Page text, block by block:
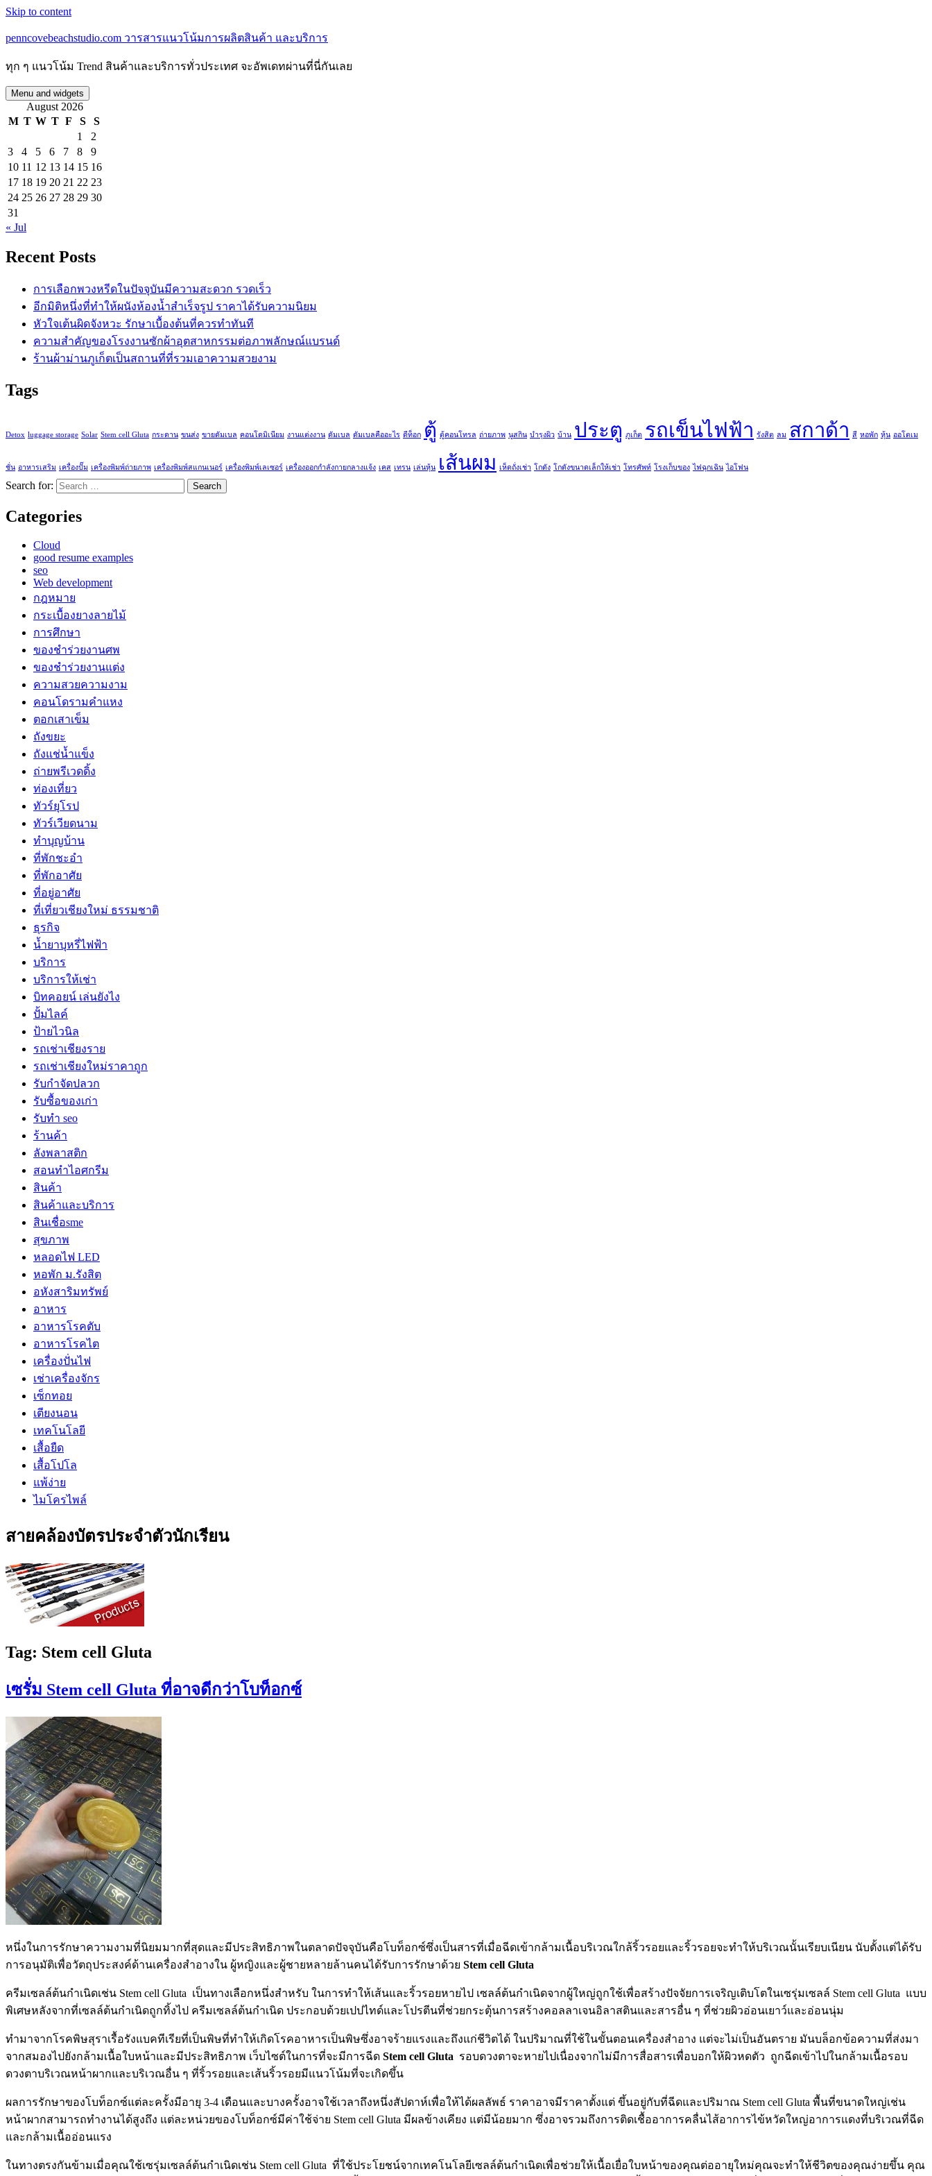
Skip to content
penncovebeachstudio.com วารสารแนวโน้มการผลิตสินค้า และบริการ
ทุก ๆ แนวโน้ม Trend สินค้าและบริการทั่วประเทศ จะอัพเดทผ่านที่นี่กันเลย
Menu and widgets
August 2026
M T W T F S
S
1
2
3
4 5 6 7 8
9
10 11 12 13 14 15 16
17 18 19 20 21 22 23
24 25 26 27 28 29 30
31
« Jul
Recent Posts
การเลือกพวงหรีดในปัจจุบันมีความสะดวก รวดเร็ว
อีกมิติหนึ่งที่ทำให้ผนังห้องน้ำสำเร็จรูป ราคาได้รับความนิยม
หัวใจเต้นผิดจังหวะ รักษาเบื้องต้นที่ควรทำทันที
ความสำคัญของโรงงานซักผ้าอุตสาหกรรมต่อภาพลักษณ์แบรนด์
ร้านผ้าม่านภูเก็ตเป็นสถานที่ที่รวมเอาความสวยงาม
Tags
Detox luggage storage Solar Stem cell Gluta กระดาน ขนส่ง ขายดัมเบล คอนโดมิเนียม งานแต่งงาน ดัมเบล ดัมเบลคืออะไร ดีท็อก ตู้ ตู้คอนโทรล ถ่ายภาพ นูสกิน บำรุงผิว บ้าน ประตู ภูเก็ต รถเข็นไฟฟ้า รังสิต ลม สกาด้า สี หอพัก หุ้น ออโตเม
ชั่น อาหารเสริม เครื่องปั๊ม เครื่องพิมพ์ถ่ายภาพ เครื่องพิมพ์สแกนเนอร์ เครื่องพิมพ์เลเซอร์ เครื่องออกกำลังกายกลางแจ้ง เคส เทรน เล่นหุ้น เส้นผม เห็ดถั่งเช่า โกดัง โกดังขนาดเล็กให้เช่า โทรศัพท์ โรงเก็บของ ไฟฉุกเฉิน ไอโฟน
Search for:
Categories
Cloud
good resume examples
seo
Web development
กฎหมาย
กระเบื้องยางลายไม้
การศึกษา
ของชำร่วยงานศพ
ของชำร่วยงานแต่ง
ความสวยความงาม
คอนโดรามคำแหง
ตอกเสาเข็ม
ถังขยะ
ถังแช่น้ำแข็ง
ถ่ายพรีเวดดิ้ง
ท่องเที่ยว
ทัวร์ยุโรป
ทัวร์เวียดนาม
ทำบุญบ้าน
ที่พักชะอำ
ที่พักอาศัย
ที่อยู่อาศัย
ที่เที่ยวเชียงใหม่ ธรรมชาติ
ธุรกิจ
น้ำยาบุหรี่ไฟฟ้า
บริการ
บริการให้เช่า
บิทคอยน์ เล่นยังไง
ปั้มไลค์
ป้ายไวนิล
รถเช่าเชียงราย
รถเช่าเชียงใหม่ราคาถูก
รับกำจัดปลวก
รับซื้อของเก่า
รับทำ seo
ร้านค้า
ลังพลาสติก
สอนทำไอศกรีม
สินค้า
สินค้าและบริการ
สินเชื่อsme
สุขภาพ
หลอดไฟ LED
หอพัก ม.รังสิต
อหังสาริมทรัพย์
อาหาร
อาหารโรคตับ
อาหารโรคไต
เครื่องปั่นไฟ
เช่าเครื่องจักร
เซ็กทอย
เตียงนอน
เทคโนโลยี
เสื้อยืด
เสื้อโปโล
แพ้ง่าย
ไมโครไพล์
สายคล้องบัตรประจำตัวนักเรียน
Tag: Stem cell Gluta
เซรั่ม Stem cell Gluta ที่อาจดีกว่าโบท็อกซ์
หนึ่งในการรักษาความงามที่นิยมมากที่สุดและมีประสิทธิภาพในตลาดปัจจุบันคือโบท็อกซ์ซึ่งเป็นสารที่เมื่อฉีดเข้ากล้ามเนื้อบริเวณใกล้ริ้วรอยและริ้วรอยจะทำให้บริเวณนั้นเรียบเนียน นับตั้งแต่ได้รับ
การอนุมัติเพื่อวัตถุประสงค์ด้านเครื่องสำอางใน ผู้หญิงและผู้ชายหลายล้านคนได้รับการรักษาด้วย Stem cell Gluta
ครีมเซลล์ต้นกำเนิดเช่น Stem cell Gluta เป็นทางเลือกหนึ่งสำหรับ ในการทำให้เส้นและริ้วรอยหายไป เซลล์ต้นกำเนิดจากผู้ใหญ่ถูกใช้เพื่อสร้างปัจจัยการเจริญเติบโตในเซรุ่มเซลล์ Stem cell Gluta แบบ
พิเศษหลังจากที่เซลล์ต้นกำเนิดถูกทิ้งไป ครีมเซลล์ต้นกำเนิด ประกอบด้วยเปปไทด์และโปรตีนที่ช่วยกระตุ้นการสร้างคอลลาเจนอิลาสตินและสารอื่น ๆ ที่ช่วยผิวอ่อนเยาว์และอ่อนนุ่ม
ทำมาจากโรคพิษสุราเรื้อรังแบคทีเรียที่เป็นพิษที่ทำให้เกิดโรคอาหารเป็นพิษซึ่งอาจร้ายแรงและถึงแก่ชีวิตได้ ในปริมาณที่ใช้ในขั้นตอนเครื่องสำอาง แต่จะไม่เป็นอันตราย มันบล็อกข้อความที่ส่งมา
จากสมองไปยังกล้ามเนื้อใบหน้าและมีประสิทธิภาพ เว็บไซต์ในการที่จะมีการฉีด Stem cell Gluta รอบดวงตาจะหายไปเนื่องจากไม่มีการสื่อสารเพื่อบอกให้ผิวหดตัว ถูกฉีดเข้าไปในกล้ามเนื้อรอบ
ดวงตาบริเวณหน้าผากและบริเวณอื่น ๆ ที่ริ้วรอยและเส้นริ้วรอยมีแนวโน้มที่จะเกิดขึ้น
ผลการรักษาของโบท็อกซ์แต่ละครั้งมีอายุ 3-4 เดือนและบางครั้งอาจใช้เวลาถึงหนึ่งสัปดาห์เพื่อให้ได้ผลลัพธ์ ราคาอาจมีราคาตั้งแต่ ขึ้นอยู่กับที่ฉีดและปริมาณ Stem cell Gluta พื้นที่ขนาดใหญ่เช่น
หน้าผากสามารถทำงานได้สูงถึง แต่ละหน่วยของโบท็อกซ์มีค่าใช้จ่าย Stem cell Gluta มีผลข้างเคียง แต่มีน้อยมาก ซึ่งอาจรวมถึงการติดเชื้ออาการคลื่นไส้อาการไข้หวัดใหญ่อาการแดงที่บริเวณที่ฉีด
และกล้ามเนื้ออ่อนแรง
ในทางตรงกันข้ามเมื่อคุณใช้เซรุ่มเซลล์ต้นกำเนิดเช่น Stem cell Gluta ที่ใช้ประโยชน์จากเทคโนโลยีเซลล์ต้นกำเนิดเพื่อช่วยให้เนื้อเยื่อใบหน้าของคุณต่ออายุใหม่คุณจะทำให้ชีวิตของคุณง่ายขึ้น คุณ